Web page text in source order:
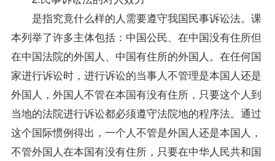
是指究竟什么样的人需要遵守我国民事诉讼法。课
本列举了许多主体包括：中国公民、在中国没有住所但
在中国法院的外国人、中国有住所的外国人。在任何国
家进行诉讼时，进行诉讼的当事人不管理是本国人还是
外国人，外国人不管在本国有没有住所，只要这个人到
当地的法院进行诉讼都必须遵守法院地的程序法。通过
这个国际惯例得出，一个人不管是外国人还是本国人，
不管外国人在本国有没有住所，只要在中华人民共和国